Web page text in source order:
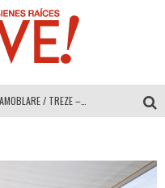
MULTIOFICINAS / AMOBLARE / TREZE – Especial Interiorismo & Decoración 2026
COLINEAL – Especial Interiorismo & Decoración 2026